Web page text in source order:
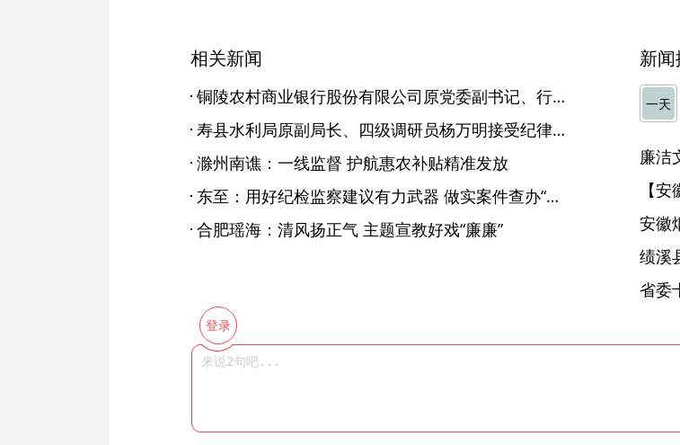
相关新闻
铜陵农村商业银行股份有限公司原党委副书记、行长王琴接受纪律审查和监察调查
寿县水利局原副局长、四级调研员杨万明接受纪律审查和监察调查
滁州南谯：一线监督 护航惠农补贴精准发放
东至：用好纪检监察建议有力武器 做实案件查办“后半篇文章”
合肥瑶海：清风扬正气 主题宣教好戏“廉廉”
新
一天
廉洁
【
安徽
省委
登录